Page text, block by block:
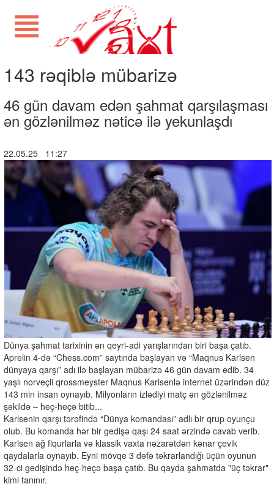
143 rəqiblə mübarizə
46 gün davam edən şahmat qarşılaşması
ən gözlənilməz nəticə ilə yekunlaşdı
22.05.25 11:27
Dünya şahmat tarixinin ən qeyri-adi yarışlarından biri başa çatıb.
Aprelin 4-də “Chess.com” saytında başlayan və “Maqnus Karlsen
dünyaya qarşı” adı ilə başlayan mübarizə 46 gün davam edib. 34
yaşlı norveçli qrossmeyster Maqnus Karlsenlə internet üzərindən düz
143 min insan oynayıb. Milyonların izlədiyi matç ən gözlənilməz
şəkildə – heç-heçə bitib...
Karlsenin qarşı tərəfində “Dünya komandası” adlı bir qrup oyunçu
olub. Bu komanda hər bir gedişə qaşı 24 saat ərzində cavab verib.
Karlsen ağ fiqurlarla və klassik vaxta nəzarətdən kənar çevik
qaydalarla oynayıb. Eyni mövqe 3 dəfə təkrarlandığı üçün oyunun
32-ci gedişində heç-heçə başa çatıb. Bu qayda şahmatda "üç təkrar"
kimi tanınır.